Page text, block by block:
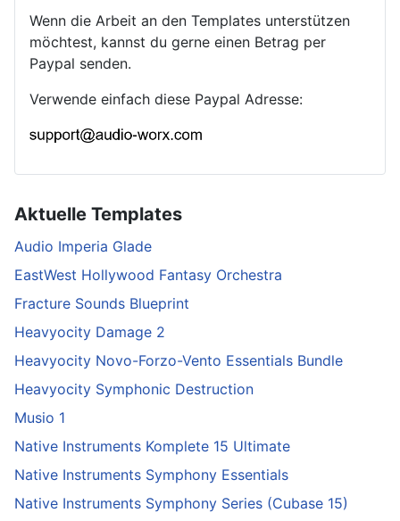
Aktuelle Templates
Audio Imperia Glade
EastWest Hollywood Fantasy Orchestra
Fracture Sounds Blueprint
Heavyocity Damage 2
Heavyocity Novo-Forzo-Vento Essentials Bundle
Heavyocity Symphonic Destruction
Musio 1
Native Instruments Komplete 15 Ultimate
Native Instruments Symphony Essentials
Native Instruments Symphony Series (Cubase 15)
Wenn die Arbeit an den Templates unterstützen
möchtest, kannst du gerne einen Betrag per
Paypal senden.
Verwende einfach diese Paypal Adresse: